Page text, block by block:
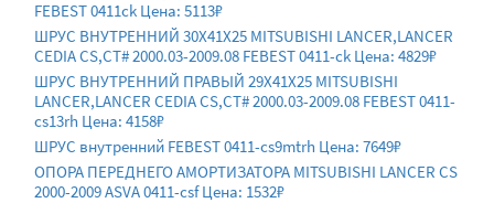
FEBEST 0411ck Цена: 5113₽
ШРУС ВНУТРЕННИЙ 30X41X25 MITSUBISHI LANCER,LANCER
CEDIA CS,CT# 2000.03-2009.08 FEBEST 0411-ck Цена: 4829₽
ШРУС ВНУТРЕННИЙ ПРАВЫЙ 29X41X25 MITSUBISHI
LANCER,LANCER CEDIA CS,CT# 2000.03-2009.08 FEBEST 0411-
cs13rh Цена: 4158₽
ШРУС внутренний FEBEST 0411-cs9mtrh Цена: 7649₽
ОПОРА ПЕРЕДНЕГО АМОРТИЗАТОРА MITSUBISHI LANCER CS
2000-2009 ASVA 0411-csf Цена: 1532₽